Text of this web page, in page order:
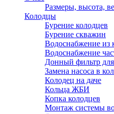
Размеры, высота,
Колодцы
Бурение колодцев
Бурение скважин
Водоснабжение из
Водоснабжение
Донный фильтр
Замена насоса в
Колодец на даче
Кольца ЖБИ
Копка колодцев
Монтаж системы